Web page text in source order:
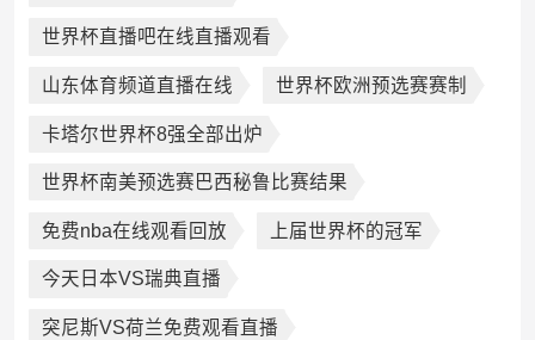
世界杯直播吧在线直播观看
山东体育频道直播在线 世界杯欧洲预选赛赛制
卡塔尔世界杯8强全部出炉
世界杯南美预选赛巴西秘鲁比赛结果
免费nba在线观看回放 上届世界杯的冠军
今天日本VS瑞典直播
突尼斯VS荷兰免费观看直播